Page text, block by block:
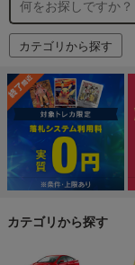
カテゴリから探す
カテゴリから探す